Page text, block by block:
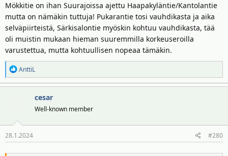
Mökkitie on ihan Suurajoissa ajettu Haapakyläntie/Kantolantie
mutta on nämäkin tuttuja! Pukarantie tosi vauhdikasta ja aika
selväpiirteistä, Särkisalontie myöskin kohtuu vauhdikasta, tää
oli muistin mukaan hieman suuremmilla korkeuseroilla
varustettua, mutta kohtuullisen nopeaa tämäkin.
R
e
a
o
t
AnttiL
cesar
Well-known member
28.1.2024 #280